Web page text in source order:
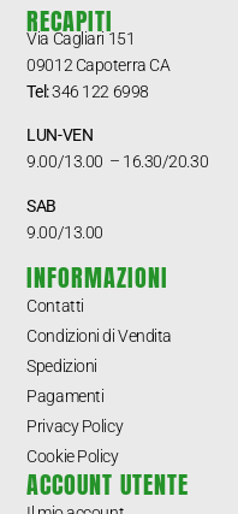
RECAPITI
Via Cagliari 151
09012 Capoterra CA
Tel:346 122 6998
LUN-VEN
9.00/13.00 – 16.30/20.30
SAB
9.00/13.00
INFORMAZIONI
Contatti
Condizioni di Vendita
Spedizioni
Pagamenti
Privacy Policy
Cookie Policy
ACCOUNT UTENTE